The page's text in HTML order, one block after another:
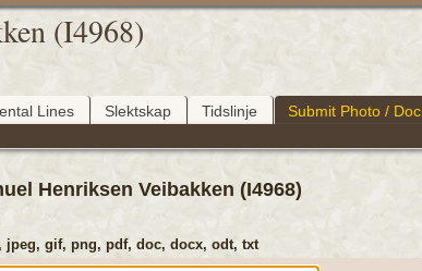
(I4968)
Lines Slektskap Tidslinje Submit Photo / Doc
Henriksen Veibakken (I4968)
jpeg, gif, png, pdf, doc, docx, odt, txt